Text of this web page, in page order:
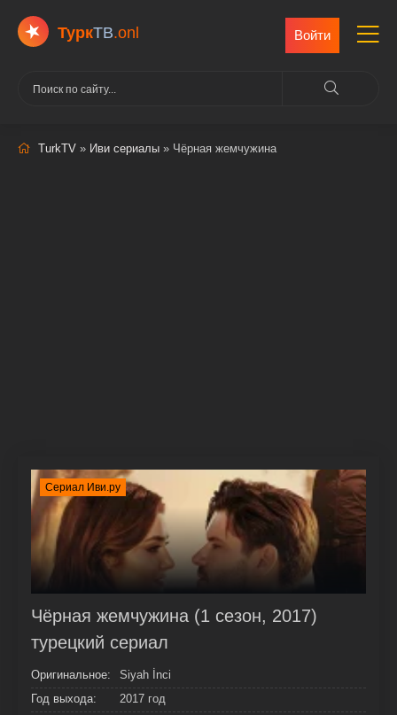
ТуркТВ.onl Войти
TurkTV » Иви сериалы » Чёрная жемчужина
Сериал Иви.ру
Чёрная жемчужина (1 сезон, 2017)
турецкий сериал
Оригинальное:
Siyah İnci
Год выхода:
2017 год